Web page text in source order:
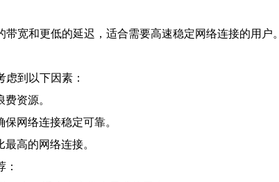
宽和更低的延迟，适合需要高速稳定网络连接的用
到以下因素：
资源。
网络连接稳定可靠。
高的网络连接。